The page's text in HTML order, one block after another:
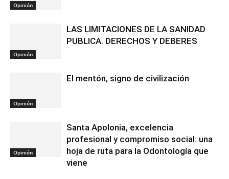
Opinión
Opinión
LAS LIMITACIONES DE LA SANIDAD
PUBLICA. DERECHOS Y DEBERES
Opinión
El mentón, signo de civilización
Opinión
Santa Apolonia, excelencia
profesional y compromiso social: una
hoja de ruta para la Odontología que
viene